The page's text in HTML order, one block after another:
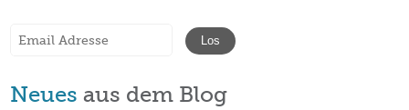
Neues aus dem Blog